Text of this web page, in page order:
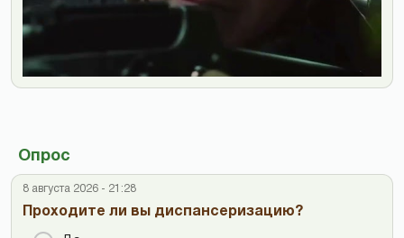
Опрос
8 августа 2026 - 21:28
Проходите ли вы диспансеризацию?